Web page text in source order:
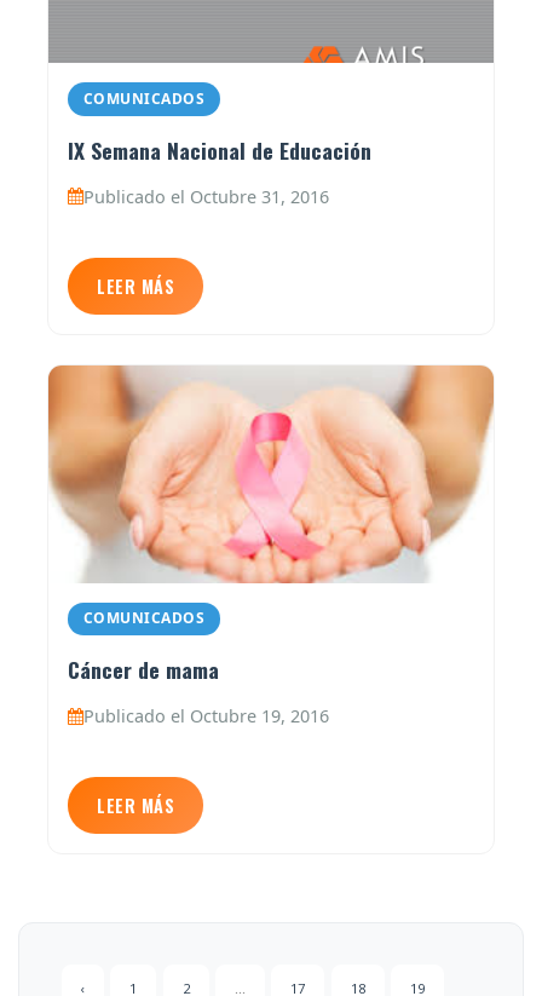
COMUNICADOS
IX Semana Nacional de Educación
Publicado el Octubre 31, 2016
LEER MÁS
COMUNICADOS
Cáncer de mama
Publicado el Octubre 19, 2016
LEER MÁS
‹ 1 2 ... 17 18 19